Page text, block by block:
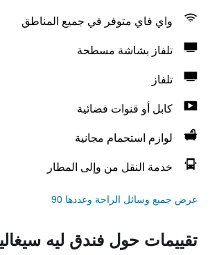
واي فاي متوفر في جميع المناطق
تلفاز بشاشة مسطحة
تلفاز
كابل أو قنوات فضائية
لوازم استحمام مجانية
خدمة النقل من وإلى المطار
عرض جميع وسائل الراحة وعددها 90
تقييمات حول فندق ليه